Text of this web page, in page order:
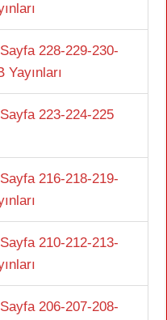
228-229-230-
223-224-225
216-218-219-
210-212-213-
206-207-208-